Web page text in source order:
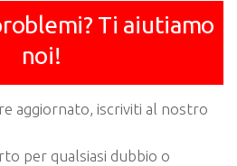
Ti aiutiamo
noi!
aggiornato, iscriviti al nostro
per qualsiasi dubbio o